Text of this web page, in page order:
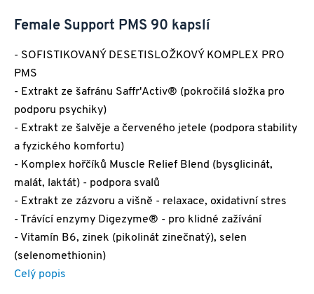
Female Support PMS 90 kapslí
- SOFISTIKOVANÝ DESETISLOŽKOVÝ KOMPLEX PRO
PMS
- Extrakt ze šafránu Saffr'Activ® (pokročilá složka pro
podporu psychiky)
- Extrakt ze šalvěje a červeného jetele (podpora stability
a fyzického komfortu)
- Komplex hořčíků Muscle Relief Blend (bysglicinát,
malát, laktát) - podpora svalů
- Extrakt ze zázvoru a višně - relaxace, oxidativní stres
- Trávící enzymy Digezyme® - pro klidné zažívání
- Vitamín B6, zinek (pikolinát zinečnatý), selen
(selenomethionin)
Celý popis